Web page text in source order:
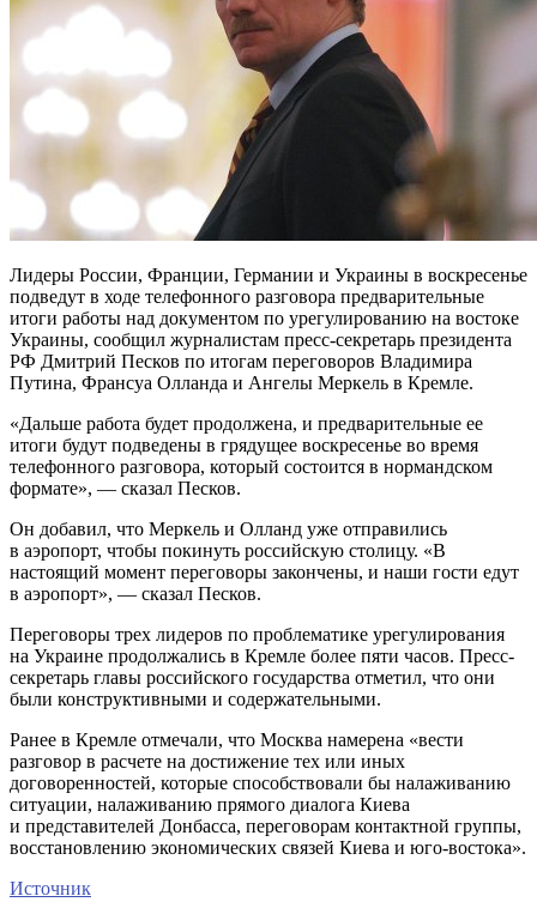
Лидеры России, Франции, Германии и Украины в воскресенье
подведут в ходе телефонного разговора предварительные
итоги работы над документом по урегулированию на востоке
Украины, сообщил журналистам пресс-секретарь президента
РФ Дмитрий Песков по итогам переговоров Владимира
Путина, Франсуа Олланда и Ангелы Меркель в Кремле.
«Дальше работа будет продолжена, и предварительные ее
итоги будут подведены в грядущее воскресенье во время
телефонного разговора, который состоится в нормандском
формате», — сказал Песков.
Он добавил, что Меркель и Олланд уже отправились
в аэропорт, чтобы покинуть российскую столицу. «В
настоящий момент переговоры закончены, и наши гости едут
в аэропорт», — сказал Песков.
Переговоры трех лидеров по проблематике урегулирования
на Украине продолжались в Кремле более пяти часов. Пресс-
секретарь главы российского государства отметил, что они
были конструктивными и содержательными.
Ранее в Кремле отмечали, что Москва намерена «вести
разговор в расчете на достижение тех или иных
договоренностей, которые способствовали бы налаживанию
ситуации, налаживанию прямого диалога Киева
и представителей Донбасса, переговорам контактной группы,
восстановлению экономических связей Киева и юго-востока».
Источник